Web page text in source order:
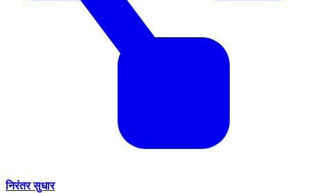
निरंतर सुधार